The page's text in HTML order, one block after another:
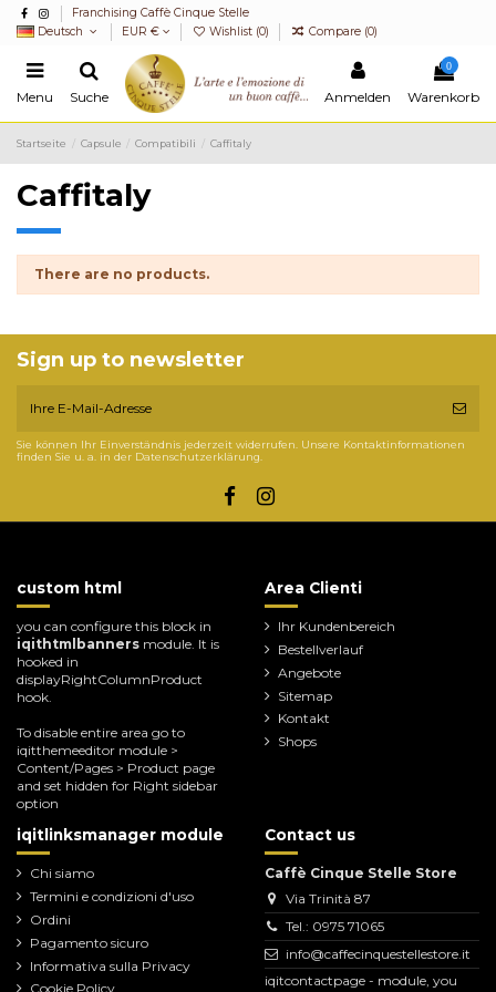
Franchising Caffè Cinque Stelle
Deutsch
EUR € Wishlist (0) Compare (0)
Menu Suche Anmelden
0
Warenkorb
Startseite Capsule Compatibili Caffitaly
Caffitaly
There are no products.
Sign up to newsletter
Sie können Ihr Einverständnis jederzeit widerrufen. Unsere Kontaktinformationen
finden Sie u. a. in der Datenschutzerklärung.
custom html
you can configure this block in
iqithtmlbanners module. It is
hooked in
displayRightColumnProduct
hook.
To disable entire area go to
iqitthemeeditor module >
Content/Pages > Product page
and set hidden for Right sidebar
option
Area Clienti
Ihr Kundenbereich
Bestellverlauf
Angebote
Sitemap
Kontakt
Shops
iqitlinksmanager module
Chi siamo
Termini e condizioni d'uso
Ordini
Pagamento sicuro
Informativa sulla Privacy
Cookie Policy
Contact us
Caffè Cinque Stelle Store
Via Trinità 87
Tel.: 0975 71065
info@caffecinquestellestore.it
iqitcontactpage - module, you